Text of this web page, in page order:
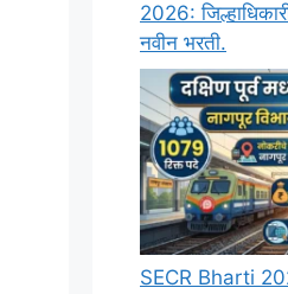
2026:
नवीन भरती.
SECR Bharti